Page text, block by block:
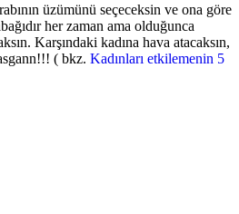
üzümünü seçeceksin ve ona göre
her zaman ama olduğunca
Karşındaki kadına hava atacaksın,
( bkz. Kadınları etkilemenin 5